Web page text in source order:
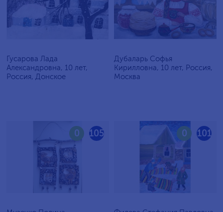
Гусарова Лада
Александровна, 10 лет,
Россия, Донское
Дубаларь Софья
Кирилловна, 10 лет, Россия,
Москва
105
0 101
0